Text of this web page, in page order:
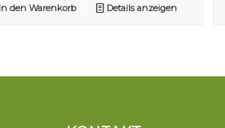
den Warenkorb Details anzeigen